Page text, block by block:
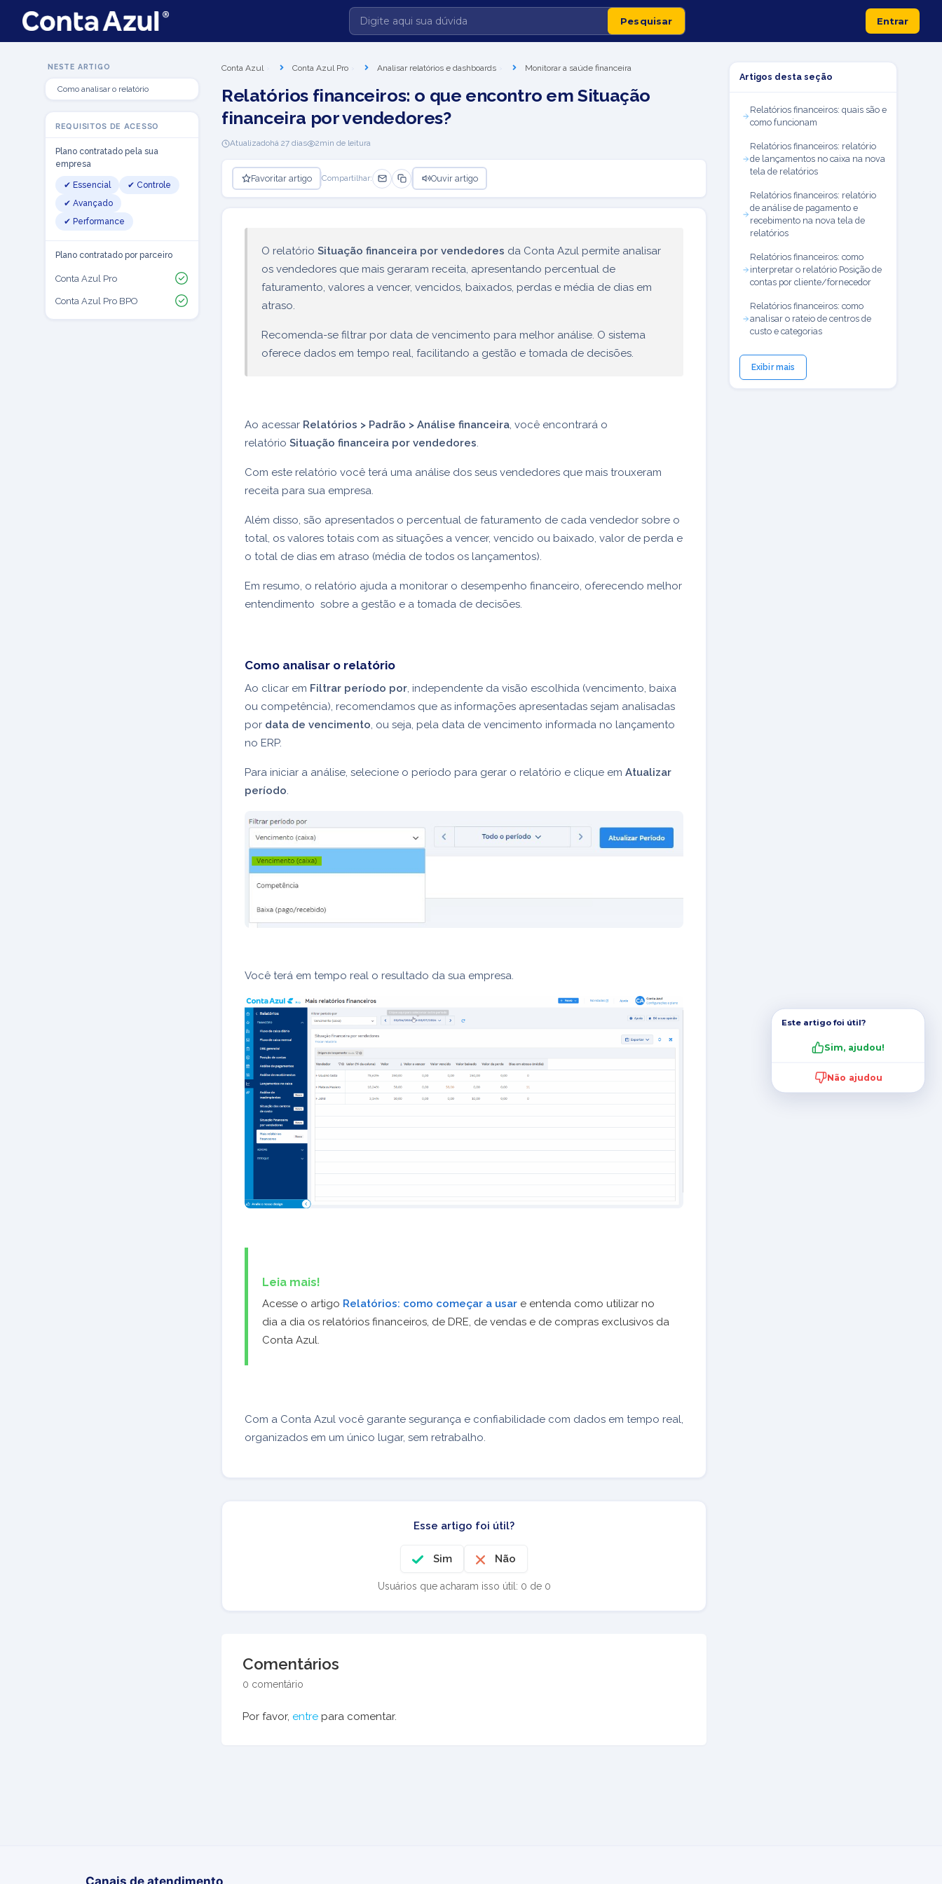
Entrar
NESTE ARTIGO
Como analisar o relatório
REQUISITOS DE ACESSO
Plano contratado pela sua
empresa
✔ Essencial
✔ Controle
✔ Avançado
✔ Performance
Plano contratado por parceiro
Conta Azul Pro
Conta Azul Pro BPO
Conta Azul Conta Azul Pro Analisar relatórios e dashboards Monitorar a saúde financeira
Relatórios financeiros: o que encontro em Situação
financeira por vendedores?
Atualizadohá 27 dias 2min de leitura
Favoritar artigo Compartilhar: Ouvir artigo
O relatório Situação financeira por vendedores da Conta Azul permite analisar
os vendedores que mais geraram receita, apresentando percentual de
faturamento, valores a vencer, vencidos, baixados, perdas e média de dias em
atraso.
Recomenda-se filtrar por data de vencimento para melhor análise. O sistema
oferece dados em tempo real, facilitando a gestão e tomada de decisões.
Ao acessar Relatórios > Padrão > Análise financeira , você encontrará o
relatório Situação financeira por vendedores
Com este relatório você terá uma análise dos seus vendedores que mais trouxeram
receita para sua empresa.
Além disso, são apresentados o percentual de faturamento de cada vendedor sobre o
total, os valores totais com as situações a vencer, vencido ou baixado, valor de perda e
o total de dias em atraso (média de todos os lançamentos).
Em resumo, o relatório ajuda a monitorar o desempenho financeiro, oferecendo melhor
entendimento sobre a gestão e a tomada de decisões.
Como analisar o relatório
Ao clicar em Filtrar período por , independente da visão escolhida (vencimento, baixa
ou competência), recomendamos que as informações apresentadas sejam analisadas
por data de vencimento , ou seja, pela data de vencimento informada no lançamento
no ERP.
Para iniciar a análise, selecione o período para gerar o relatório e clique em Atualizar
período
Você terá em tempo real o resultado da sua empresa.
Leia mais!
Acesse o artigo Relatórios: como começar a usar e entenda como utilizar no
dia a dia os relatórios financeiros, de DRE, de vendas e de compras exclusivos da
Conta Azul.
Com a Conta Azul você garante segurança e confiabilidade com dados em tempo real,
organizados em um único lugar, sem retrabalho.
Esse artigo foi útil?
Sim Não
Usuários que acharam isso útil: 0 de 0
Comentários
0 comentário
Por favor, entre para comentar.
Artigos desta seção
Relatórios financeiros: quais são e
como funcionam
Relatórios financeiros: relatório
de lançamentos no caixa na nova
tela de relatórios
Relatórios financeiros: relatório
de análise de pagamento e
recebimento na nova tela de
relatórios
Relatórios financeiros: como
interpretar o relatório Posição de
contas por cliente/fornecedor
Relatórios financeiros: como
analisar o rateio de centros de
custo e categorias
Exibir mais
Este artigo foi útil?
Sim, ajudou!
Não ajudou
Canais de atendimento